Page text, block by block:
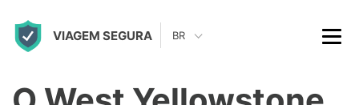
VIAGEM SEGURA BR